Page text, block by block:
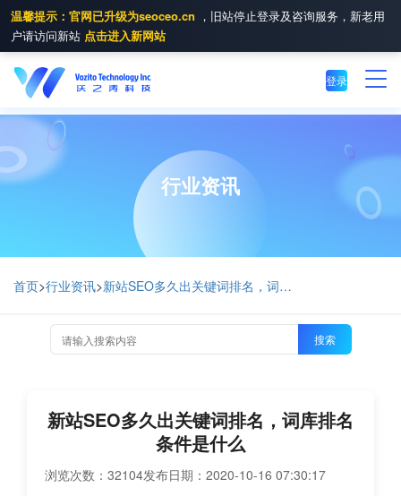
温馨提示：官网已升级为seoceo.cn ，旧站停止登录及咨询服务，新老用
户请访问新站 点击进入新网站
登录
行业资讯
首页>行业资讯> 新站SEO多久出关键词排名，词库排名条件是什么
搜索
新站SEO多久出关键词排名，词库排名
条件是什么
浏览次数：32104发布日期：2020-10-16 07:30:17